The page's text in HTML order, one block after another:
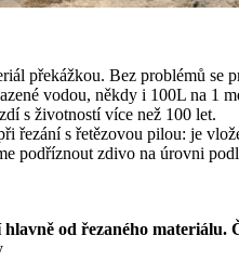
překážkou. Bez problémů se
vodou, někdy i 100L na 1
s životností více než 100 let.
řezání s řetězovou pilou: je
podříznout zdivo na úrovni
od řezaného